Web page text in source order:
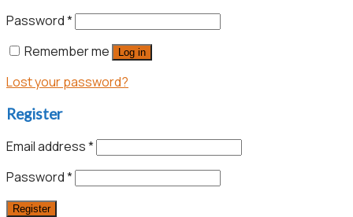
Password*
Remember me
Log in
Lost your password?
Register
Email address*
Password*
Register